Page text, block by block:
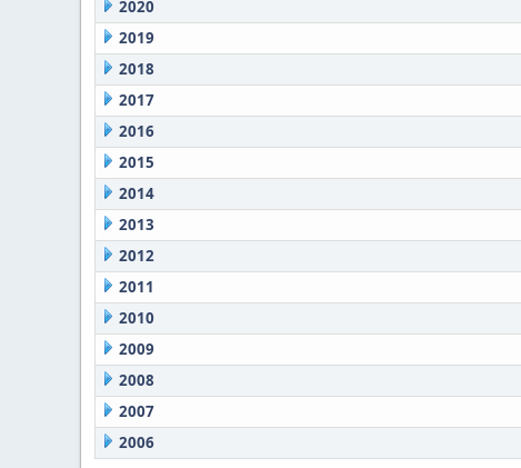
2020
2019
2018
2017
2016
2015
2014
2013
2012
2011
2010
2009
2008
2007
2006